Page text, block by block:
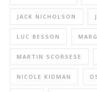
JACK NICHOLSON
LUC BESSON
MARTIN SCORSESE
NICOLE KIDMAN